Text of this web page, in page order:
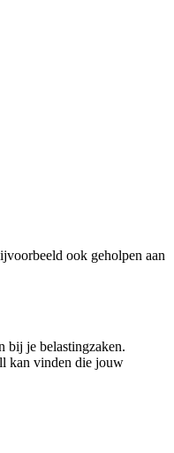
ook geholpen aan
bij je belastingzaken.
kan vinden die jouw